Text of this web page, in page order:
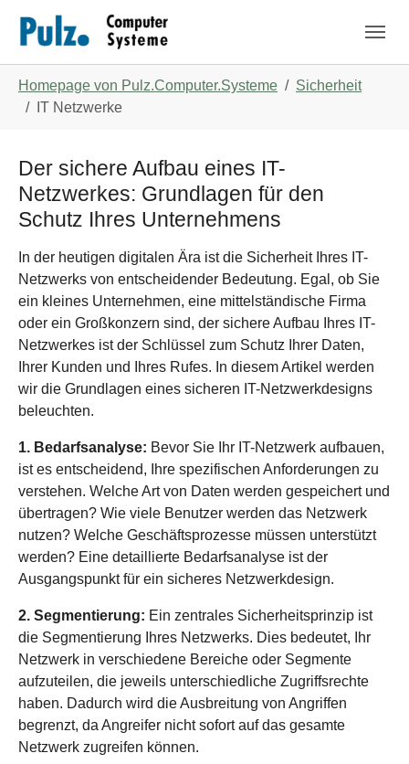
Homepage von Pulz.Computer.Systeme
Sicherheit
IT Netzwerke
Der sichere Aufbau eines IT-
Netzwerkes: Grundlagen für den
Schutz Ihres Unternehmens
In der heutigen digitalen Ära ist die Sicherheit Ihres IT-
Netzwerks von entscheidender Bedeutung. Egal, ob Sie
ein kleines Unternehmen, eine mittelständische Firma
oder ein Großkonzern sind, der sichere Aufbau Ihres IT-
Netzwerkes ist der Schlüssel zum Schutz Ihrer Daten,
Ihrer Kunden und Ihres Rufes. In diesem Artikel werden
wir die Grundlagen eines sicheren IT-Netzwerkdesigns
beleuchten.
1. Bedarfsanalyse: Bevor Sie Ihr IT-Netzwerk aufbauen,
ist es entscheidend, Ihre spezifischen Anforderungen zu
verstehen. Welche Art von Daten werden gespeichert und
übertragen? Wie viele Benutzer werden das Netzwerk
nutzen? Welche Geschäftsprozesse müssen unterstützt
werden? Eine detaillierte Bedarfsanalyse ist der
Ausgangspunkt für ein sicheres Netzwerkdesign.
2. Segmentierung: Ein zentrales Sicherheitsprinzip ist
die Segmentierung Ihres Netzwerks. Dies bedeutet, Ihr
Netzwerk in verschiedene Bereiche oder Segmente
aufzuteilen, die jeweils unterschiedliche Zugriffsrechte
haben. Dadurch wird die Ausbreitung von Angriffen
begrenzt, da Angreifer nicht sofort auf das gesamte
Netzwerk zugreifen können.